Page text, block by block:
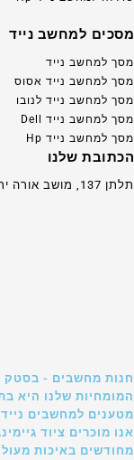
מסכים למחשב נייד
מסך למחשב נייד
מסך למחשב נייד אסוס
מסך למחשב נייד לנובו
מסך למחשב נייד Dell
מסך למחשב נייד Hp
הכתובת שלנו
תלתן 137, מושב אורה ירושלים
חנות מחשבים - בסטק
המומחיות שלנו היא
מטענים למחשבים
אנו מוכרים ציוד
מחודשים באיכות